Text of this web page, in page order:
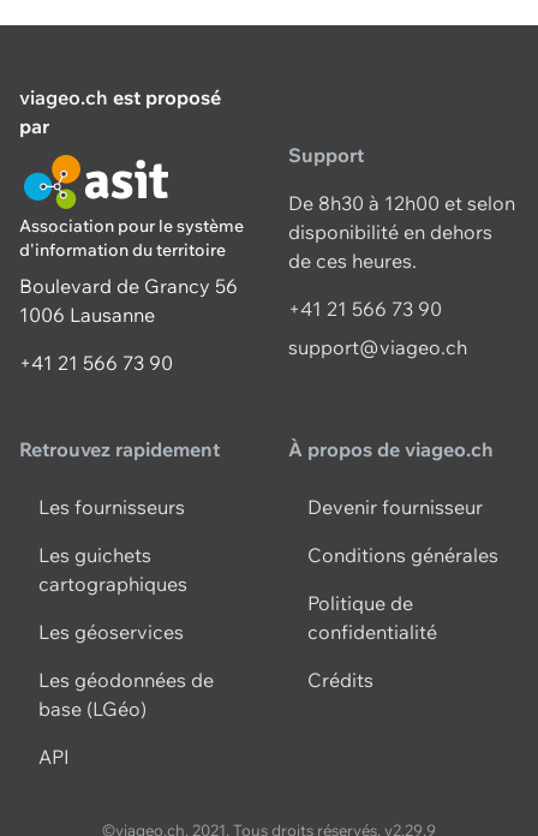
viageo.ch est proposé
par
Association pour le système
d'information du territoire
Boulevard de Grancy 56
1006 Lausanne
+41 21 566 73 90
Support
De 8h30 à 12h00 et selon
disponibilité en dehors
de ces heures.
+41 21 566 73 90
support@viageo.ch
Retrouvez rapidement
Les fournisseurs
Les guichets
cartographiques
Les géoservices
Les géodonnées de
base (LGéo)
API
À propos de viageo.ch
Devenir fournisseur
Conditions générales
Politique de
confidentialité
Crédits
©viageo.ch, 2021. Tous droits réservés. v2.29.9